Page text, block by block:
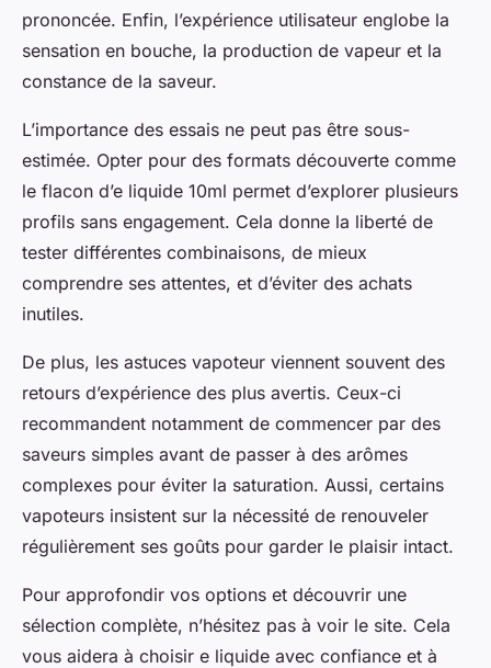
prononcée. Enfin, l’expérience utilisateur englobe la
sensation en bouche, la production de vapeur et la
constance de la saveur.
L’importance des essais ne peut pas être sous-
estimée. Opter pour des formats découverte comme
le flacon d’e liquide 10ml permet d’explorer plusieurs
profils sans engagement. Cela donne la liberté de
tester différentes combinaisons, de mieux
comprendre ses attentes, et d’éviter des achats
inutiles.
De plus, les astuces vapoteur viennent souvent des
retours d’expérience des plus avertis. Ceux-ci
recommandent notamment de commencer par des
saveurs simples avant de passer à des arômes
complexes pour éviter la saturation. Aussi, certains
vapoteurs insistent sur la nécessité de renouveler
régulièrement ses goûts pour garder le plaisir intact.
Pour approfondir vos options et découvrir une
sélection complète, n’hésitez pas à voir le site. Cela
vous aidera à choisir e liquide avec confiance et à